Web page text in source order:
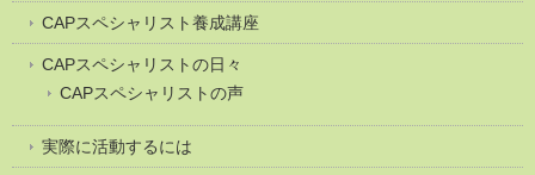
CAPスペシャリスト養成講座
CAPスペシャリストの日々
CAPスペシャリストの声
実際に活動するには